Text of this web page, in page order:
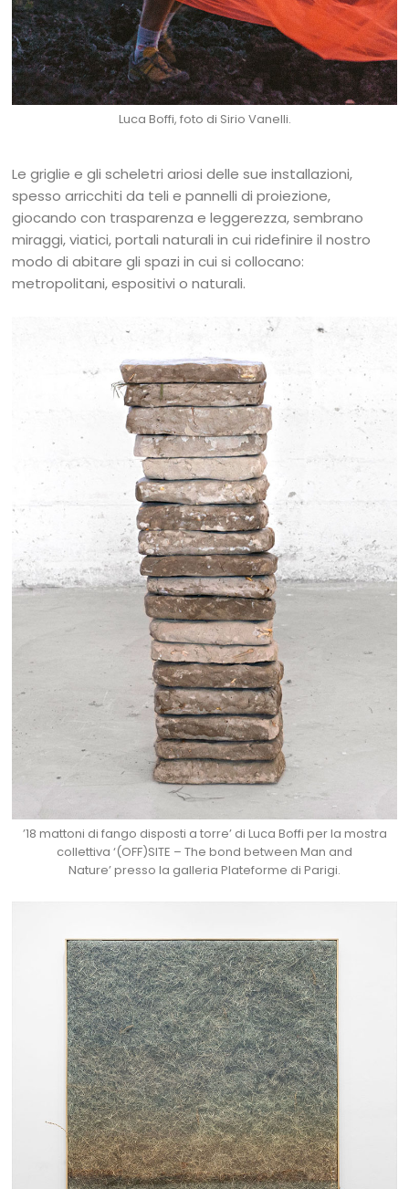
Luca Boffi, foto di Sirio Vanelli.
Le griglie e gli scheletri ariosi delle sue installazioni,
spesso arricchiti da teli e pannelli di proiezione,
giocando con trasparenza e leggerezza, sembrano
miraggi, viatici, portali naturali in cui ridefinire il nostro
modo di abitare gli spazi in cui si collocano:
metropolitani, espositivi o naturali.
’18 mattoni di fango disposti a torre’ di Luca Boffi per la mostra
collettiva ‘(OFF)SITE – The bond between Man and
Nature’ presso la galleria Plateforme di Parigi.